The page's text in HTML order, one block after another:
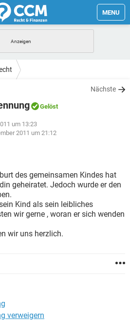
MENU
Nächste
Gelöst
um 13:23
2011 um 21:12
des gemeinsamen Kindes hat
geheiratet. Jedoch wurde er den
Kind als sein leibliches
wir gerne , woran er sich wenden
wir uns herzlich.
verweigern